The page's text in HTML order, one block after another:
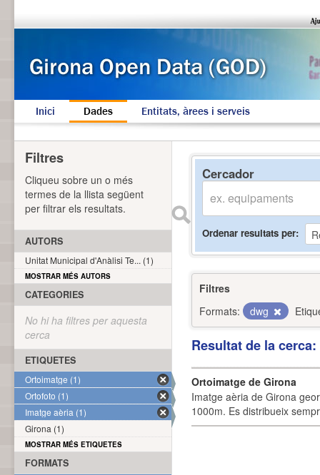
Inici Dades Entitats, àrees i serveis
Cercador
Ordenar resultats per
Filtres
Formats:
dwg
Resultat de la
Ortoimatge de Girona
Imatge aèria de Girona
1000m. Es distribueix
Filtres
Cliqueu sobre un o més
termes de la llista següent
per filtrar els resultats.
AUTORS
Unitat Municipal d'Anàlisi Te... (1)
MOSTRAR MÉS AUTORS
CATEGORIES
No hi ha filtres per aquesta
cerca
ETIQUETES
Ortoimatge (1)
Ortofoto (1)
Imatge aèria (1)
Girona (1)
MOSTRAR MÉS ETIQUETES
FORMATS